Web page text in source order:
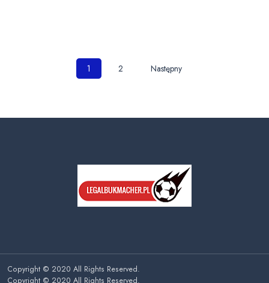
Nawigacja
1 2 Następny
Copyright © 2020 All Rights Reserved.
Copyright © 2020 All Rights Reserved.